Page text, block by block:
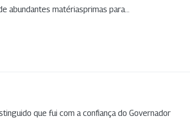
abundantes matériasprimas para...
que fui com a confiança do Governador